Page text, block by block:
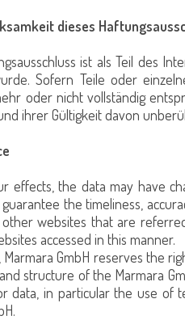
dieses
ist als Teil des
Sofern Teile oder
oder nicht vollständig
ihrer Gültigkeit davon
effects, the data may have
the timeliness,
websites that are
accessed in this manner.
GmbH reserves the
structure of the Marmara
data, in particular the use of